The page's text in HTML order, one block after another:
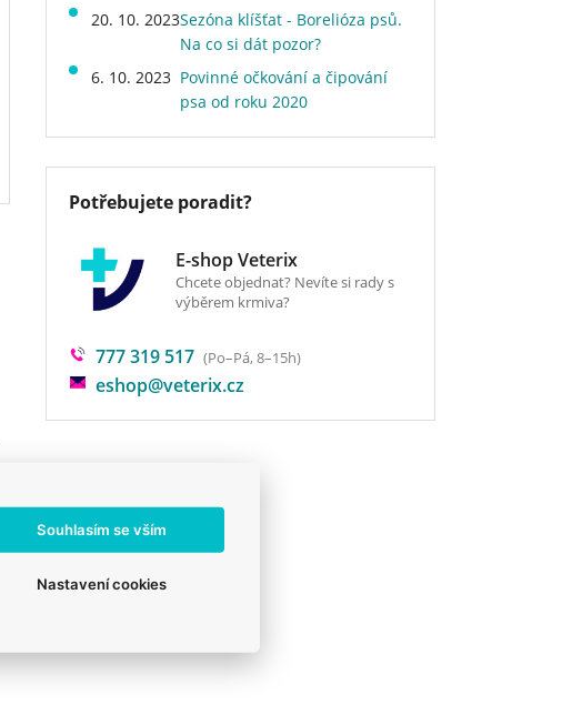
20. 10. 2023Sezóna klíšťat - Borelióza psů.
Na co si dát pozor?
6. 10. 2023 Povinné očkování a čipování
psa od roku 2020
Potřebujete poradit?
E-shop Veterix
Chcete objednat? Nevíte si rady s
výběrem krmiva?
777 319 517 (Po–Pá, 8–15h)
eshop@veterix.cz
Souhlasím se vším
Nastavení cookies